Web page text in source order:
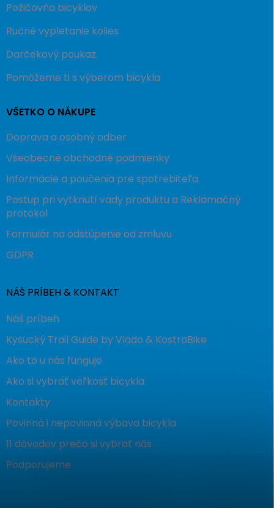
Požičovňa bicyklov
Ručné vypletanie kolies
Darčekový poukaz
Pomôžeme ti s výberom bicykla
VŠETKO O NÁKUPE
Doprava a osobný odber
Všeobecné obchodné podmienky
Informácie a poučenia pre spotrebiteľa
Postup pri vytknutí vady produktu a Reklamačný
protokol
Formulár na odstúpenie od zmluvu
GDPR
NÁŠ PRÍBEH & KONTAKT
Náš príbeh
Kysucký Trail Guide by Vlado & KostraBike
Ako to u nás funguje
Ako si vybrať veľkosť bicykla
Kontakty
Povinná i nepovinná výbava bicykla
11 dôvodov prečo si vybrať nás
Podporujeme